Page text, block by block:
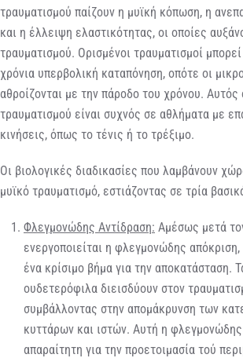
τραυματισμού παίζουν η μυϊκή κόπωση, η
και η έλλειψη ελαστικότητας, οι οποίες
τραυματισμού. Ορισμένοι τραυματισμοί
χρόνια υπερβολική καταπόνηση, οπότε οι
αθροίζονται με την πάροδο του χρόνου. Αυτός
τραυματισμού είναι συχνός σε αθλήματα με
κινήσεις, όπως το τένις ή το τρέξιμο.
Οι βιολογικές διαδικασίες που λαμβάνουν
μυϊκό τραυματισμό, εστιάζοντας σε τρία
Φλεγμονώδης Αντίδραση: Αμέσως μετά
ενεργοποιείται η φλεγμονώδης
ένα κρίσιμο βήμα για την αποκατάσταση.
ουδετερόφιλα διεισδύουν στον
συμβάλλοντας στην απομάκρυνση των
κυττάρων και ιστών. Αυτή η φλεγμονώδης
απαραίτητη για την προετοιμασία τού